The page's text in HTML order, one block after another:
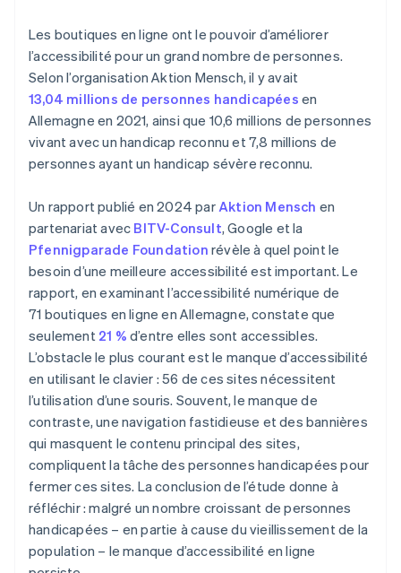
Les boutiques en ligne ont le pouvoir d’améliorer
l’accessibilité pour un grand nombre de personnes.
Selon l’organisation Aktion Mensch, il y avait
13,04 millions de personnes handicapées en
Allemagne en 2021, ainsi que 10,6 millions de personnes
vivant avec un handicap reconnu et 7,8 millions de
personnes ayant un handicap sévère reconnu.
Un rapport publié en 2024 parAktion Mensch en
partenariat avec BITV-Consult, Google et la
Pfennigparade Foundation révèle à quel point le
besoin d’une meilleure accessibilité est important. Le
rapport, en examinant l’accessibilité numérique de
71 boutiques en ligne en Allemagne, constate que
seulement 21 % d’entre elles sont accessibles.
L’obstacle le plus courant est le manque d’accessibilité
en utilisant le clavier : 56 de ces sites nécessitent
l’utilisation d’une souris. Souvent, le manque de
contraste, une navigation fastidieuse et des bannières
qui masquent le contenu principal des sites,
compliquent la tâche des personnes handicapées pour
fermer ces sites. La conclusion de l’étude donne à
réfléchir : malgré un nombre croissant de personnes
handicapées – en partie à cause du vieillissement de la
population – le manque d’accessibilité en ligne